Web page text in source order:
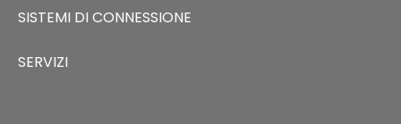
SISTEMI DI CONNESSIONE
SERVIZI